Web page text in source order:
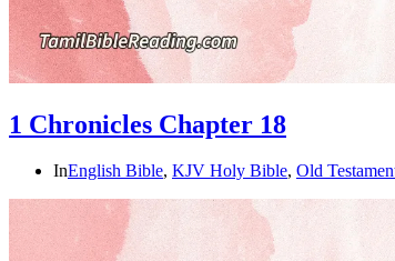
1 Chronicles Chapter 18
InEnglish Bible, KJV Holy Bible, Old